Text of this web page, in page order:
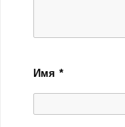
Имя*